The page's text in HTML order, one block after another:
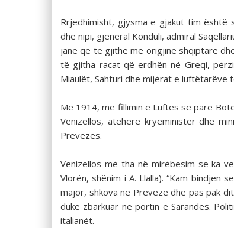
Rrjedhimisht, gjysma e gjakut tim është
dhe nipi, gjeneral Konduli, admiral
janë që të gjithë me origjinë shqiptare
të gjitha racat që erdhën në Greqi,
Miaulët, Sahturi dhe mijërat e
Më 1914, me fillimin e Luftës se parë
Venizellos, atëherë kryeministër dhe
Prevezës.
Venizellos më tha në mirëbesim se ka
Vlorën, shënim i A. Llalla). “Kam bindjen
major, shkova në Prevezë dhe pas pak
duke zbarkuar në portin e Sarandës.
italianët.